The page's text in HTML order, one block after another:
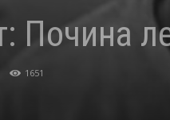
Почина
1651